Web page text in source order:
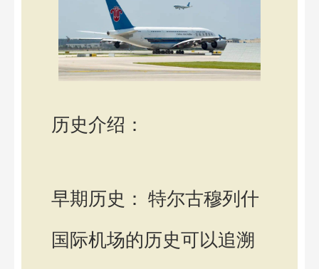
历史介绍：
早期历史： 特尔古穆列什
国际机场的历史可以追溯